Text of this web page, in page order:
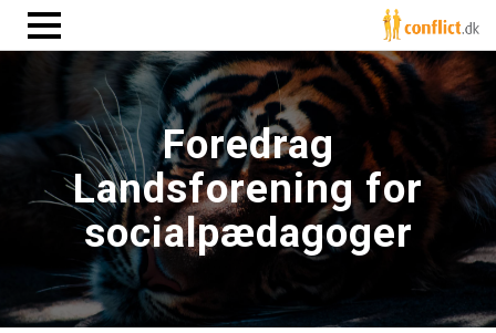
Foredrag
Landsforening for
socialpædagoger